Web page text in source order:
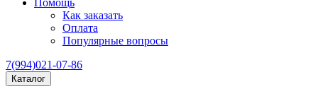
Помощь
Как заказать
Оплата
Популярные вопросы
7(994)021-07-86
Каталог